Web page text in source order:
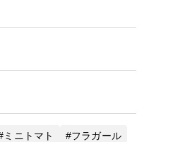
ミニトマト
フラガール